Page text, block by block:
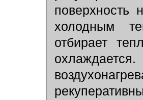
поверхность
холодным
отбирает